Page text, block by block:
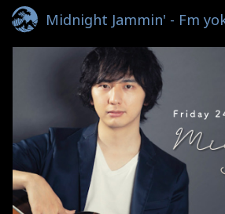
Midnight Jammin' - Fm